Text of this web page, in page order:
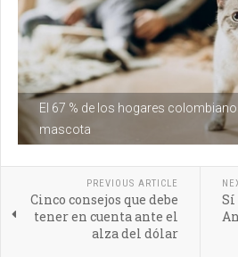
El 67 % de los hogares
mascota
PREVIOUS ARTICLE
Cinco consejos que debe
tener en cuenta ante el
alza del dólar
Sí